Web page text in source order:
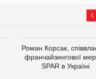
Роман Корсак,
франчайзингової
SPAR в Україні